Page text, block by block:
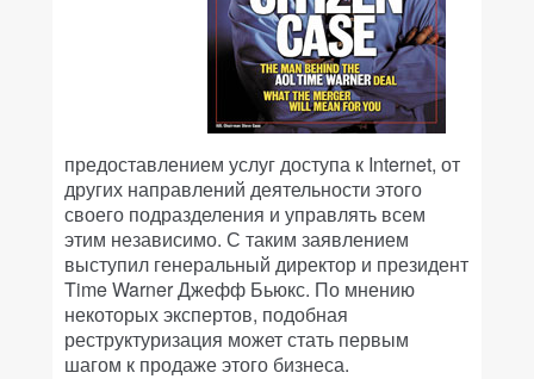
предоставлением услуг доступа к Internet, от
других направлений деятельности этого
своего подразделения и управлять всем
этим независимо. С таким заявлением
выступил генеральный директор и президент
Time Warner Джефф Бьюкс. По мнению
некоторых экспертов, подобная
реструктуризация может стать первым
шагом к продаже этого бизнеса.